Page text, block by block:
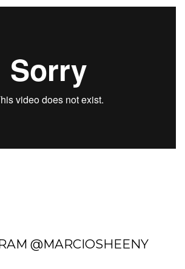
@MARCIOSHEENY